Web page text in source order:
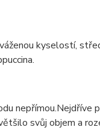
kyselostí,
nepřímou.Nejdříve
svůj objem a